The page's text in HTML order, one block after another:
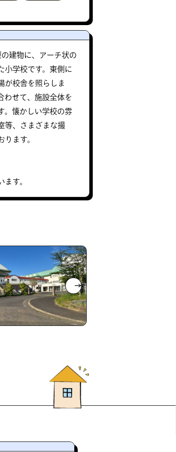
建物に、アーチ状の
小学校です。東側に
が校舎を照らしま
わせて、施設全体を
。懐かしい学校の雰
等、さまざまな撮
ます。
ます。